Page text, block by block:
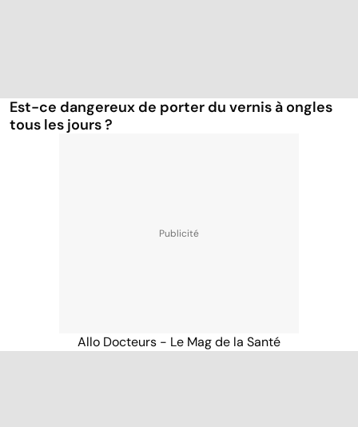
Est-ce dangereux de porter du vernis à ongles
tous les jours ?
Allo Docteurs - Le Mag de la Santé